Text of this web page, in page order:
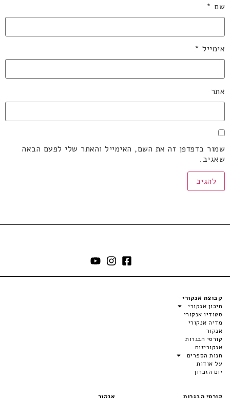
שם *
אימייל *
אתר
שמור בדפדפן זה את השם, האימייל והאתר שלי לפעם הבאה
שאגיב.
קבוצת אנקורי
תיכון אנקורי
סטודיו אנקורי
מדיה אנקורי
אנקור
קורסי הבגרות
אנקוריזום
חנות הספרים
על אודות
יום הזכרון